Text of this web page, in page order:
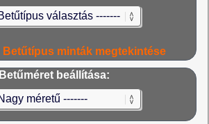
Betűtípus minták megtekintése
Betűméret beállítása: